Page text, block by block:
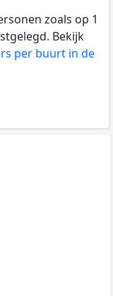
zoals op 1
Bekijk
per buurt in de